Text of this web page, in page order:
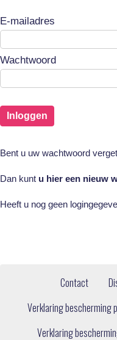
E-mailadres
Wachtwoord
Bent u uw wachtwoord
Dan kunt u hier een nieuw
Heeft u nog geen
Contact
Verklaring bescherming
Verklaring